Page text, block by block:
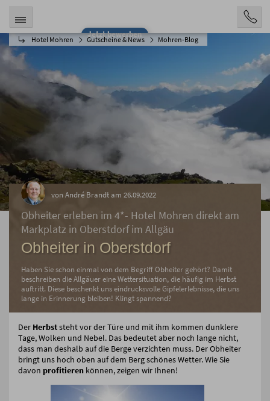
Jetzt bewerben
Hotel Mohren Gutscheine & News Mohren-Blog
von André Brandt am 26.09.2022
Obheiter erleben im 4*- Hotel Mohren direkt am
Markplatz in Oberstdorf im Allgäu
Obheiter in Oberstdorf
Haben Sie schon einmal von dem Begriff Obheiter gehört? Damit
beschreiben die Allgäuer eine Wettersituation, die häufig im Herbst
auftritt. Diese beschenkt uns eindrucksvolle Gipfelerlebnisse, die uns
lange in Erinnerung bleiben! Klingt spannend?
Der Herbststeht vor der Türe und mit ihm kommen dunklere
Tage, Wolken und Nebel. Das bedeutet aber noch lange nicht,
dass man deshalb auf die Berge verzichten muss. Der Obheiter
bringt uns hoch oben auf dem Berg schönes Wetter. Wie Sie
davon profitieren können, zeigen wir Ihnen!